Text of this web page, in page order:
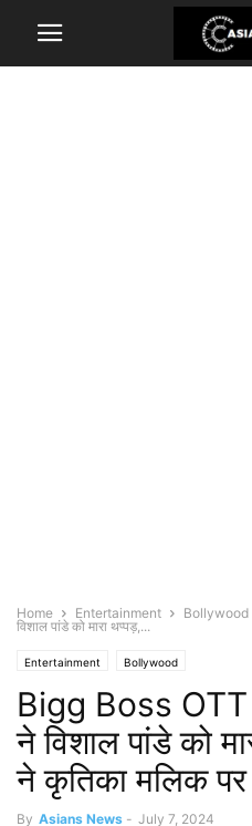
Home Entertainment Bollywood
विशाल पांडे को मारा थप्पड़,...
Entertainment Bollywood
Bigg Boss
ने विशाल पांडे को
ने कृतिका मलिक पर
By Asians News - July 7, 2024